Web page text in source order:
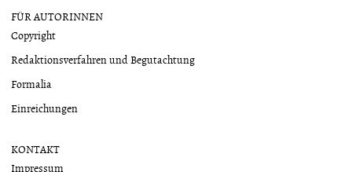
FÜR AUTORINNEN
Copyright
Redaktionsverfahren und Begutachtung
Formalia
Einreichungen
KONTAKT
Impressum